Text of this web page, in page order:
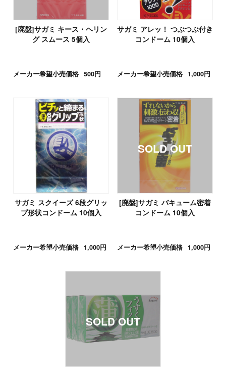
[廃盤]サガミ キース・ヘリン
グ スムース 5個入
メーカー希望小売価格 500円
サガミ アレッ！ つぶつぶ付き
コンドーム 10個入
メーカー希望小売価格 1,000円
サガミ スクイーズ 6段グリッ
プ形状コンドーム 10個入
メーカー希望小売価格 1,000円
[廃盤]サガミ バキューム密着
コンドーム 10個入
メーカー希望小売価格 1,000円